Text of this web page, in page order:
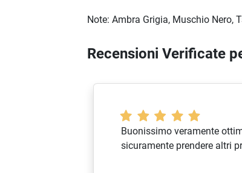
Note: Ambra Grigia, Muschio Nero,
Recensioni Verificate
Buonissimo veramente
sicuramente prendere altri